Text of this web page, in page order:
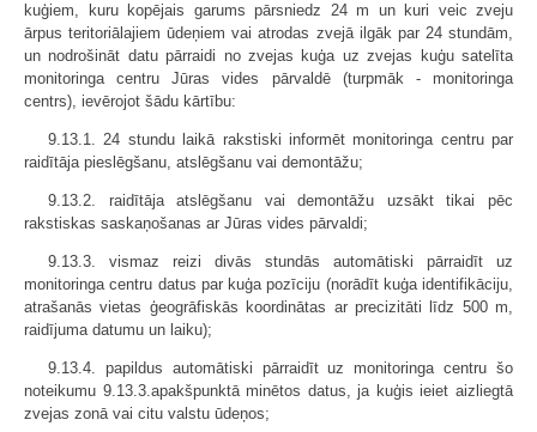
kuģiem, kuru kopējais garums pārsniedz 24 m un kuri veic zveju
ārpus teritoriālajiem ūdeņiem vai atrodas zvejā ilgāk par 24 stundām,
un nodrošināt datu pārraidi no zvejas kuģa uz zvejas kuģu satelīta
monitoringa centru Jūras vides pārvaldē (turpmāk - monitoringa
centrs), ievērojot šādu kārtību:
9.13.1. 24 stundu laikā rakstiski informēt monitoringa centru par
raidītāja pieslēgšanu, atslēgšanu vai demontāžu;
9.13.2. raidītāja atslēgšanu vai demontāžu uzsākt tikai pēc
rakstiskas saskaņošanas ar Jūras vides pārvaldi;
9.13.3. vismaz reizi divās stundās automātiski pārraidīt uz
monitoringa centru datus par kuģa pozīciju (norādīt kuģa identifikāciju,
atrašanās vietas ģeogrāfiskās koordinātas ar precizitāti līdz 500 m,
raidījuma datumu un laiku);
9.13.4. papildus automātiski pārraidīt uz monitoringa centru šo
noteikumu 9.13.3.apakšpunktā minētos datus, ja kuģis ieiet aizliegtā
zvejas zonā vai citu valstu ūdeņos;